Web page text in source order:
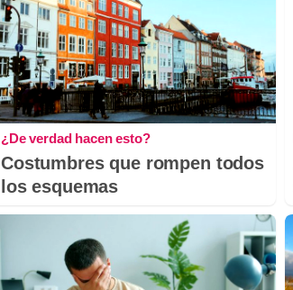
¿De verdad hacen esto?
Costumbres que rompen todos
los esquemas